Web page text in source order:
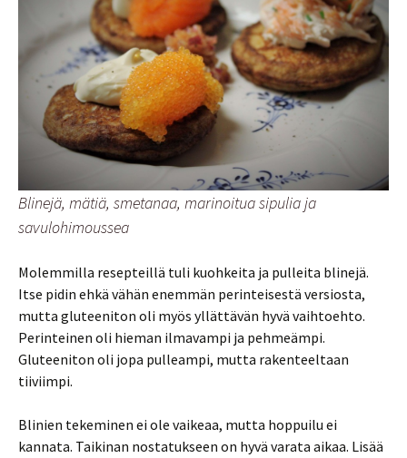
Blinejä, mätiä, smetanaa, marinoitua sipulia ja
savulohimoussea
Molemmilla resepteillä tuli kuohkeita ja pulleita blinejä.
Itse pidin ehkä vähän enemmän perinteisestä versiosta,
mutta gluteeniton oli myös yllättävän hyvä vaihtoehto.
Perinteinen oli hieman ilmavampi ja pehmeämpi.
Gluteeniton oli jopa pulleampi, mutta rakenteeltaan
tiiviimpi.
Blinien tekeminen ei ole vaikeaa, mutta hoppuilu ei
kannata. Taikinan nostatukseen on hyvä varata aikaa. Lisää